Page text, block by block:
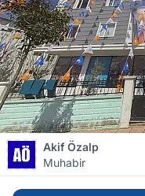
Akif Özalp
Muhabir